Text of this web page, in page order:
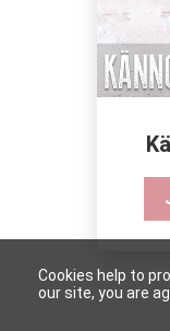
Cookies help to
our site, you are